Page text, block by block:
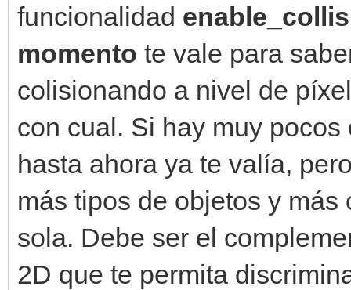
funcionalidad
momento te vale para
colisionando a nivel de
con cual. Si hay muy
hasta ahora ya te valía,
más tipos de objetos y
sola. Debe ser el
2D que te permita